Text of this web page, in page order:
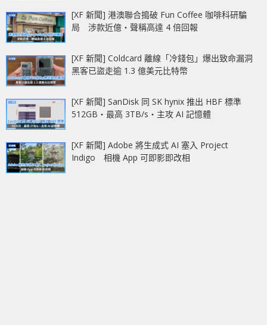
[XF 新聞] 港澳聯合搗破 Fun Coffee 咖啡科研騙
局 涉款近億‧聲稱高達 4 倍回報
[XF 新聞] Coldcard 離線「冷錢包」爆出致命漏洞
黑客已盜走逾 1.3 億美元比特幣
[XF 新聞] SanDisk 同 SK hynix 推出 HBF 標準
512GB‧最高 3TB/s‧主攻 AI 記憶體
[XF 新聞] Adobe 將生成式 AI 塞入 Project
Indigo 相機 App 可即影即改相